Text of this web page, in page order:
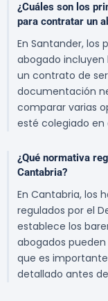
¿Cuáles son los
para contratar un
En Santander,
abogado incluyen
un contrato de
documentación
comparar varias
esté colegiado en
¿Qué normativa
Cantabria?
En Cantabria, los
regulados por el
establece los
abogados
que es
detallado antes